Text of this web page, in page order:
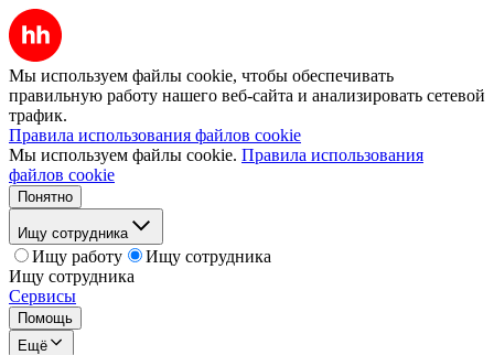
Мы используем файлы cookie, чтобы обеспечивать
правильную работу нашего веб-сайта и анализировать сетевой
трафик.
Правила использования файлов cookie
Мы используем файлы cookie. Правила использования
файлов cookie
Понятно
Ищу сотрудника
Ищу работу
Ищу сотрудника
Ищу сотрудника
Сервисы
Помощь
Ещё